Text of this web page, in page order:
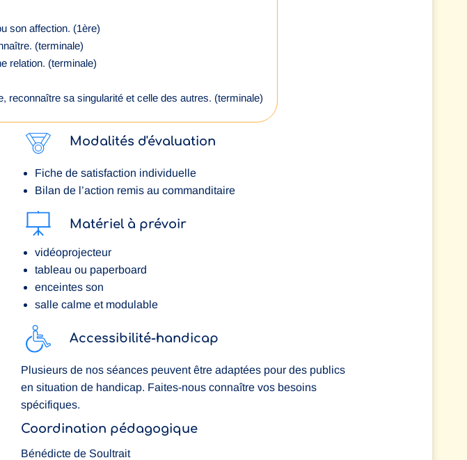
son affection. (1ère)
(terminale)
relation. (terminale)
reconnaître sa singularité et celle des autres. (terminale)
Modalités d'évaluation
Fiche de satisfaction individuelle
Bilan de l’action remis au commanditaire
Matériel à prévoir
vidéoprojecteur
tableau ou paperboard
enceintes son
salle calme et modulable
Accessibilité-handicap
Plusieurs de nos séances peuvent être adaptées pour des publics
en situation de handicap. Faites-nous connaître vos besoins
spécifiques.
Coordination pédagogique
Bénédicte de Soultrait